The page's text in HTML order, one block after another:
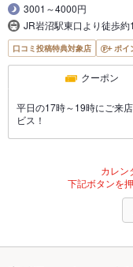
3001～4000円
JR岩沼駅東口より徒歩約
口コミ投稿特典対象店 ポイ
クーポン
平日の17時～19時にご来
ビス！
カレン
下記ボタンを